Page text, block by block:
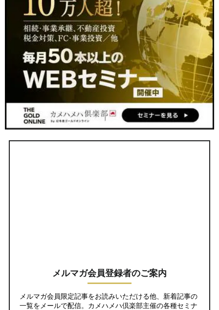
メルマガ会員登録者のご案内
メルマガ会員限定記事をお読みいただける他、新着記事の
一覧をメールで配信。カメハメハ倶楽部主催の各種セミナ